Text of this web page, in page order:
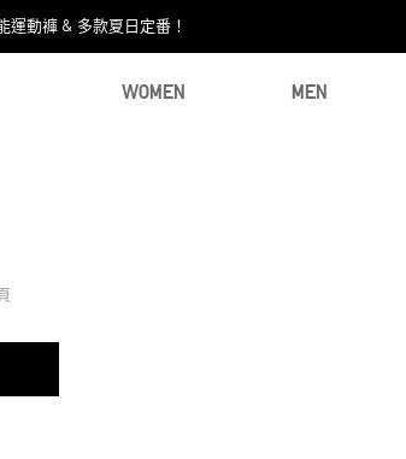
運動褲 & 多款夏日定番！​
WOMEN MEN